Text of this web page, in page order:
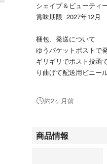
シェイプ＆ビューテ
賞味期限 2027年12月
梱包、発送について
ゆうパケットポストで
ギリギリでポスト投函
り曲げて配送用ビニー
商品の袋にキズやシ
約2ヶ月前
商品情報